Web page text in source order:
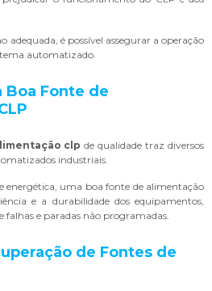
é possível assegurar a operação
automatizado.
Boa Fonte de
clp de qualidade traz diversos
industriais.
energética, uma boa fonte de alimentação
e a durabilidade dos equipamentos,
e paradas não programadas.
de Fontes de